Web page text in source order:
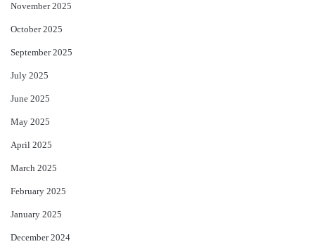
November 2025
October 2025
September 2025
July 2025
June 2025
May 2025
April 2025
March 2025
February 2025
January 2025
December 2024